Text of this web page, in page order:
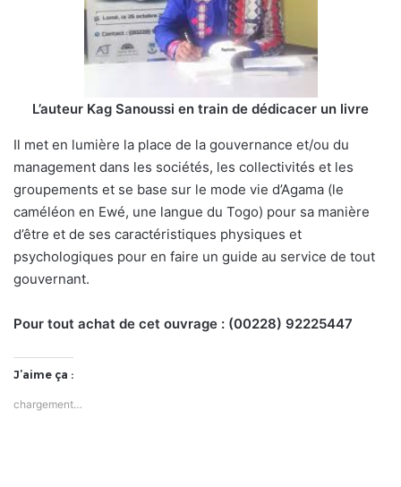
L’auteur Kag Sanoussi en train de dédicacer un livre
Il met en lumière la place de la gouvernance et/ou du
management dans les sociétés, les collectivités et les
groupements et se base sur le mode vie d’Agama (le
caméléon en Ewé, une langue du Togo) pour sa manière
d’être et de ses caractéristiques physiques et
psychologiques pour en faire un guide au service de tout
gouvernant.
Pour tout achat de cet ouvrage : (00228) 92225447
J’aime ça :
chargement…